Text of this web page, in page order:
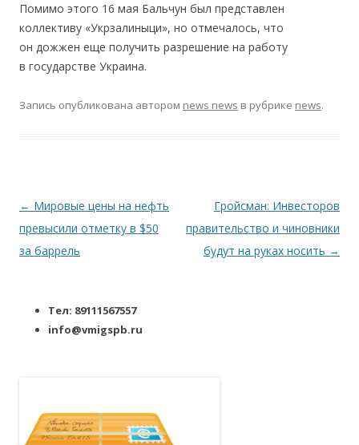
Помимо этого 16 мая Бальчун был представлен
коллективу «Укрзалиныци», но отмечалось, что
он дожжен еще получить разрешение на работу
в государстве Украина.
Запись опубликована автором news news в рубрике news.
Навигация по записям
← Мировые цены на нефть
превысили отметку в $50
за баррель
Гройсман: Инвесторов
правительство и чиновники
будут на руках носить →
Тел: 89111567557
info@vmigspb.ru